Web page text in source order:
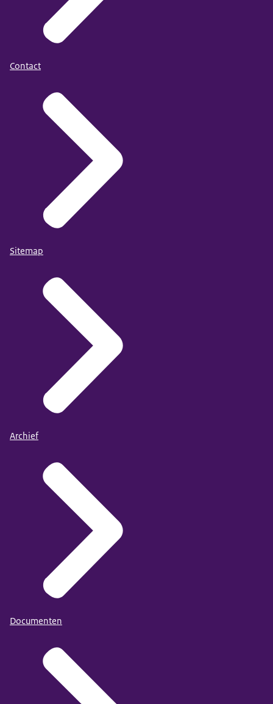
Contact
Sitemap
Archief
Documenten